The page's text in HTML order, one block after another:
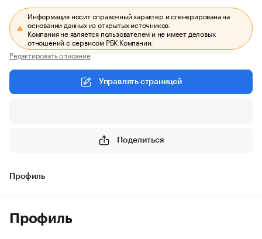
Информация носит справочный характер и сгенерирована на
основании данных из открытых источников.
Компания не является пользователем и не имеет деловых
отношений с сервисом РБК Компании.
Редактировать описание
Управлять страницей
Поделиться
Профиль
Профиль